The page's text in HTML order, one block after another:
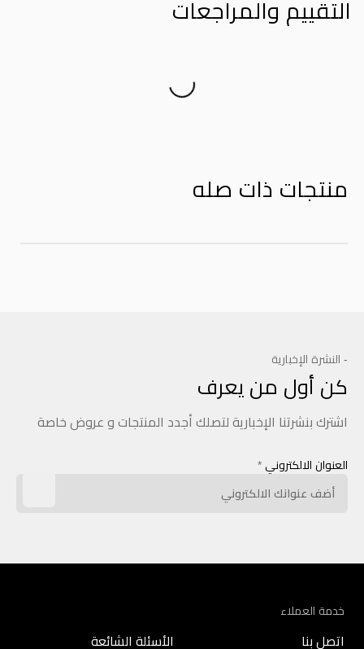
التقييم والمراجعات
منتجات ذات صله
- النشرة الإخبارية
كن أول من يعرف
اشترك بنشرتنا الإخبارية لتصلك أجدد المنتجات و عروض خاصة
العنوان الالكتروني *
خدمة العملاء
اتصل بنا الأسئلة الشائعة